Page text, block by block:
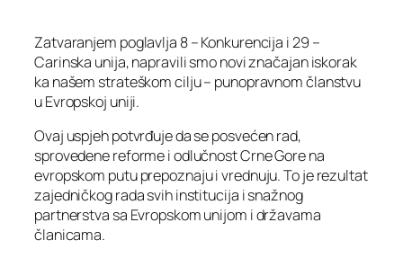
Zatvaranjem poglavlja 8 – Konkurencija i 29 –
Carinska unija, napravili smo novi značajan iskorak
ka našem strateškom cilju – punopravnom članstvu
u Evropskoj uniji.
Ovaj uspjeh potvrđuje da se posvećen rad,
sprovedene reforme i odlučnost Crne Gore na
evropskom putu prepoznaju i vrednuju. To je rezultat
zajedničkog rada svih institucija i snažnog
partnerstva sa Evropskom unijom i državama
članicama.